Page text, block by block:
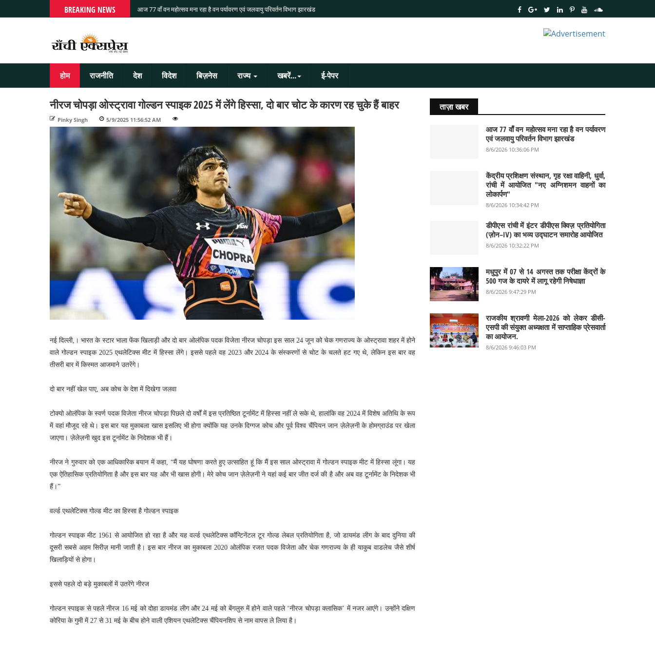
BREAKING NEWS आज 77 वाँ वन महोत्सव मना रहा है वन पर्यावरण एवं जलवायु परिवर्तन विभाग झारखंड
होम राजनीति देश विदेश बिज़नेस राज्य खबरें... ई-पेपर
नीरज चोपड़ा ओस्ट्रावा गोल्डन स्पाइक 2025 में लेंगे हिस्सा, दो बार चोट के कारण रह चुके हैं बाहर
Pinky Singh 5/9/2025 11:56:52 AM
नई दिल्ली,। भारत के स्टार भाला फेंक खिलाड़ी और दो बार ओलंपिक पदक विजेता नीरज चोपड़ा इस साल 24 जून को चेक गणराज्य के ओस्ट्रावा शहर में होने
वाले गोल्डन स्पाइक 2025 एथलेटिक्स मीट में हिस्सा लेंगे। इससे पहले वह 2023 और 2024 के संस्करणों से चोट के चलते हट गए थे, लेकिन इस बार वह
तीसरी बार में किस्मत आजमाने उतरेंगे।
दो बार नहीं खेल पाए, अब कोच के देश में दिखेगा जलवा
टोक्यो ओलंपिक के स्वर्ण पदक विजेता नीरज चोपड़ा पिछले दो वर्षों में इस प्रतिष्ठित टूर्नामेंट में हिस्सा नहीं ले सके थे, हालांकि वह 2024 में विशेष अतिथि के रूप
में वहां मौजूद रहे थे। इस बार यह मुकाबला खास इसलिए भी होगा क्योंकि यह उनके दिग्गज कोच और पूर्व विश्व चैंपियन जान ज़ेलेज़नी के होमग्राउंड पर खेला
जाएगा। ज़ेलेज़नी खुद इस टूर्नामेंट के निदेशक भी हैं।
नीरज ने गुरुवार को एक आधिकारिक बयान में कहा, “मैं यह घोषणा करते हुए उत्साहित हूं कि मैं इस साल ओस्ट्रावा में गोल्डन स्पाइक मीट में हिस्सा लूंगा। यह
एक ऐतिहासिक प्रतियोगिता है और इस बार यह और भी खास होगी। मेरे कोच जान ज़ेलेज़नी ने यहां कई बार जीत दर्ज की है और अब वह टूर्नामेंट के निदेशक भी
हैं।”
वर्ल्ड एथलेटिक्स गोल्ड मीट का हिस्सा है गोल्डन स्पाइक
गोल्डन स्पाइक मीट 1961 से आयोजित हो रहा है और यह वर्ल्ड एथलेटिक्स कॉन्टिनेंटल टूर गोल्ड लेबल प्रतियोगिता है, जो डायमंड लीग के बाद दुनिया की
दूसरी सबसे अहम सिरीज़ मानी जाती है। इस बार नीरज का मुकाबला 2020 ओलंपिक रजत पदक विजेता और चेक गणराज्य के ही याकुब वाडलेच जैसे शीर्ष
खिलाड़ियों से होगा।
इससे पहले दो बड़े मुकाबलों में उतरेंगे नीरज
गोल्डन स्पाइक से पहले नीरज 16 मई को दोहा डायमंड लीग और 24 मई को बेंगलुरु में होने वाले पहले ‘नीरज चोपड़ा क्लासिक’ में नजर आएंगे। उन्होंने दक्षिण
कोरिया के गुमी में 27 से 31 मई के बीच होने वाली एशियन एथलेटिक्स चैंपियनशिप से नाम वापस ले लिया है।
ताज़ा खबर
आज 77 वाँ वन महोत्सव मना रहा है वन पर्यावरण
एवं जलवायु परिवर्तन विभाग झारखंड
8/6/2026 10:36:06 PM
केंद्रीय प्रशिक्षण संस्थान, गृह रक्षा वाहिनी, धुर्वा,
रांची में आयोजित "नए अग्निशमन वाहनों का
लोकार्पण"
8/6/2026 10:34:42 PM
डीपीएस रांची में इंटर डीपीएस क्विज़ प्रतियोगिता
(ज़ोन–IV) का भव्य उद्घाटन समारोह आयोजित
8/6/2026 10:32:22 PM
मधुपुर में 07 से 14 अगस्त तक परीक्षा केंद्रों के
500 गज के दायरे में लागू रहेगी निषेधाज्ञा
8/6/2026 9:47:29 PM
राजकीय श्रावणी मेला-2026 को लेकर डीसी-
एसपी की संयुक्त अध्यक्षता में साप्ताहिक प्रेसवार्ता
का आयोजन.
8/6/2026 9:46:03 PM